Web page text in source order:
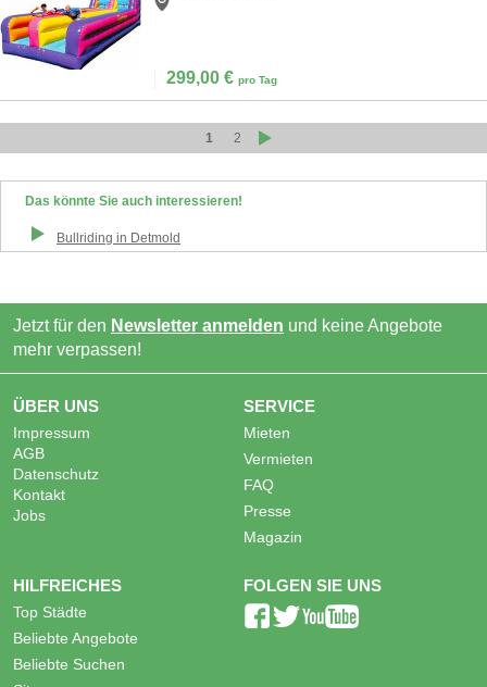
299,00 € pro Tag
1 2
Das könnte Sie auch interessieren!
Bullriding in Detmold
Jetzt für den Newsletter anmelden und keine Angebote
mehr verpassen!
ÜBER UNS
Impressum
AGB
Datenschutz
Kontakt
Jobs
SERVICE
Mieten
Vermieten
FAQ
Presse
Magazin
HILFREICHES
Top Städte
Beliebte Angebote
Beliebte Suchen
FOLGEN SIE UNS